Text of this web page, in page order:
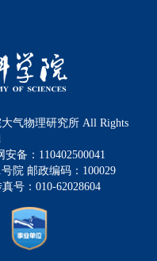
气物理研究所 All Rights
安备：110402500041
院 邮政编码：100029
号：010-62028604